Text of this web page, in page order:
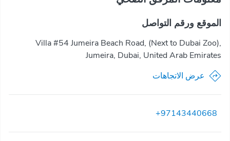
الموقع ورقم التواصل
Villa #54 Jumeira Beach Road, (Next to Dubai Zoo),
Jumeira, Dubai, United Arab Emirates
عرض الاتجاهات
+97143440668